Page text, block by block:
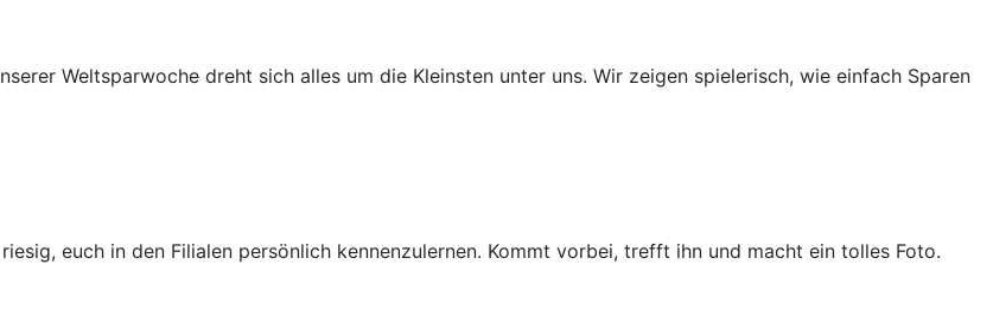
Weltsparwoche dreht sich alles um die Kleinsten unter uns. Wir zeigen spielerisch, wie einfach Sparen
euch in den Filialen persönlich kennenzulernen. Kommt vorbei, trefft ihn und macht ein tolles Foto.